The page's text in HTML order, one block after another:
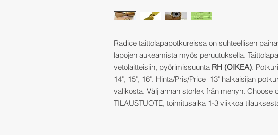
Radice taittolapapotkureissa on suhteellisen
lapojen aukeamista myös peruutuksella.
vetolaitteisiin, pyörimissuunta RH (OIKEA).
14", 15", 16". Hinta/Pris/Price 13" halkaisijan
valikosta. Välj annan storlek från menyn. Choose
TILAUSTUOTE, toimitusaika 1-3 viikkoa